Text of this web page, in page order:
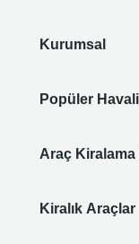
Kurumsal
Popüler
Araç
Kiralık Araçlar